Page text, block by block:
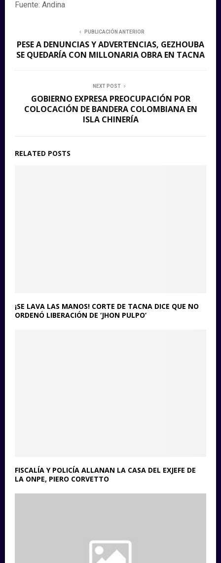
Fuente: Andina
PUBLICACIÓN ANTERIOR
PESE A DENUNCIAS Y ADVERTENCIAS, GEZHOUBA
SE QUEDARÍA CON MILLONARIA OBRA EN TACNA
NEXT POST
GOBIERNO EXPRESA PREOCUPACIÓN POR
COLOCACIÓN DE BANDERA COLOMBIANA EN
ISLA CHINERÍA
RELATED POSTS
¡SE LAVA LAS MANOS! CORTE DE TACNA DICE QUE NO
ORDENÓ LIBERACIÓN DE ‘JHON PULPO’
FISCALÍA Y POLICÍA ALLANAN LA CASA DEL EXJEFE DE
LA ONPE, PIERO CORVETTO